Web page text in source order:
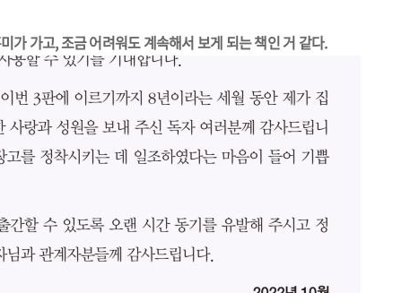
가 가고, 조금 어려워도 계속해서 보게 되는 책인 거 같다.